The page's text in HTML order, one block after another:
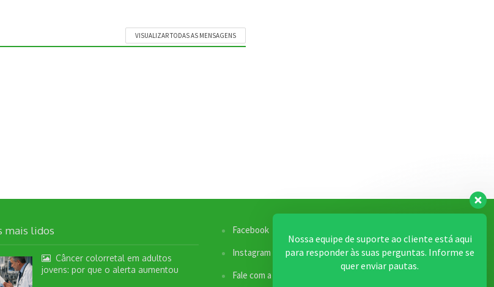
VISUALIZAR TODAS AS MENSAGENS
mais lidos
Câncer colorretal em adultos
jovens: por que o alerta aumentou
Facebook
Instagram
Fale com a Redação
Nossa equipe de suporte ao cliente está aqui
para responder às suas perguntas. Informe se
quer enviar pautas.